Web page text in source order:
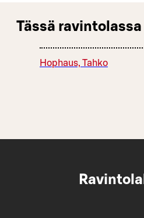
Tässä ravintolassa
Hophaus, Tahko